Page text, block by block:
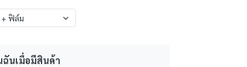
+ ฟิล์ม
ฉันเมื่อมีสินค้า